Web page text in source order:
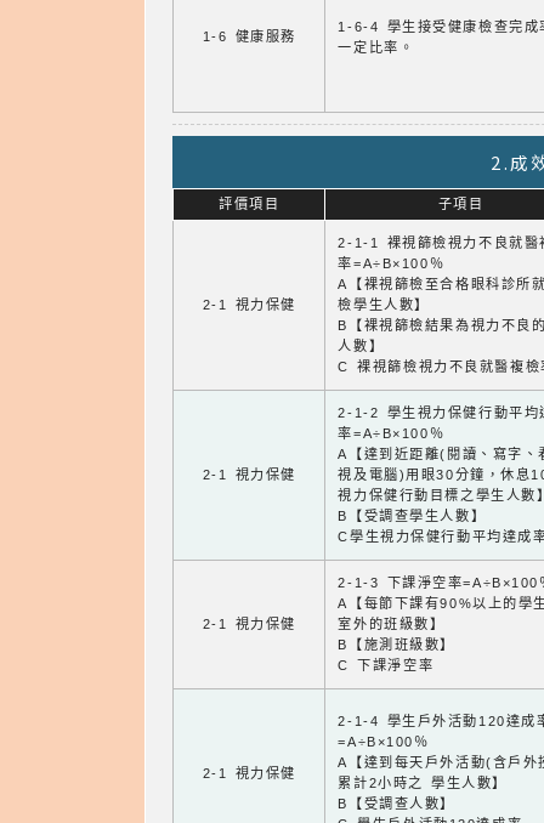
1-6 健康服務
1-6-4 學生接受健康檢查完成
一定比率。
2.成
評價項目 子項目
2-1 視力保健
2-1-1 裸視篩檢視力不良就醫
率=A÷B×100％
A【裸視篩檢至合格眼科診所
檢學生人數】
B【裸視篩檢結果為視力不良
人數】
C 裸視篩檢視力不良就醫複檢
2-1 視力保健
2-1-2 學生視力保健行動平均
率=A÷B×100％
A【達到近距離(閱讀、寫字、
視及電腦)用眼30分鐘，休息
視力保健行動目標之學生人數
B【受調查學生人數】
C學生視力保健行動平均達成
2-1 視力保健
2-1-3 下課淨空率=A÷B×100
A【每節下課有90%以上的學
室外的班級數】
B【施測班級數】
C 下課淨空率
2-1 視力保健
2-1-4 學生戶外活動120達成
=A÷B×100％
A【達到每天戶外活動(含戶外
累計2小時之 學生人數】
B【受調查人數】